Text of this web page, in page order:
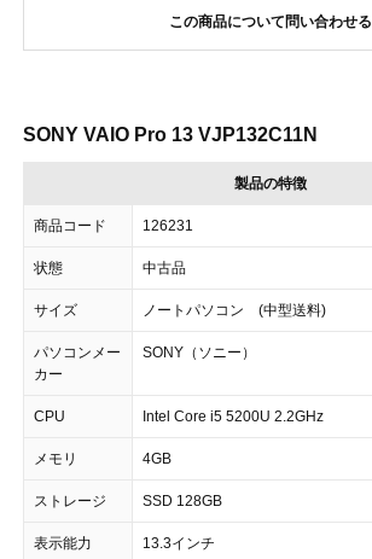
この商品について問い合わせる
SONY VAIO Pro 13 VJP132C11N
製品の特徴
商品コード 126231
状態 中古品
サイズ ノートパソコン (中型送料)
パソコンメー
カー
SONY（ソニー）
CPU Intel Core i5 5200U 2.2GHz
メモリ 4GB
ストレージ SSD 128GB
表示能力 13.3インチ